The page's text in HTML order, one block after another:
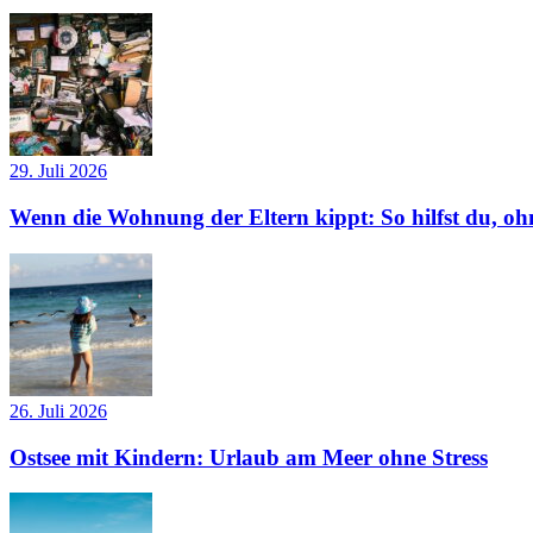
29. Juli 2026
Wenn die Wohnung der Eltern kippt: So hilfst du,
26. Juli 2026
Ostsee mit Kindern: Urlaub am Meer ohne Stress